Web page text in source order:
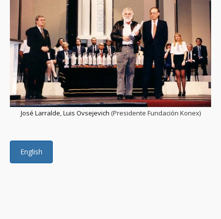
José Larralde,Luis Ovsejevich (Presidente Fundación Konex)
English